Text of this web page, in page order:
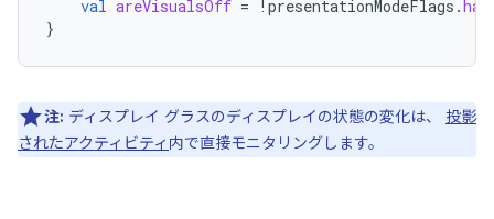
val areVisualsOff = ! presentationModeFlags .
}
注: ディスプレイ グラスのディスプレイの状態の変化は、 投影
されたアクティビティ 内で直接モニタリングします。